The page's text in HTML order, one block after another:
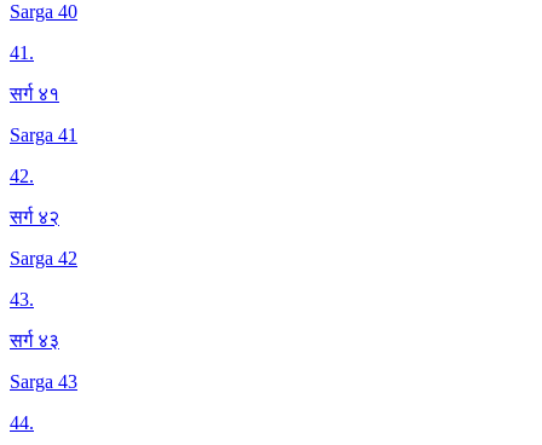
Sarga 40
41.
सर्ग ४१
Sarga 41
42.
सर्ग ४२
Sarga 42
43.
सर्ग ४३
Sarga 43
44.